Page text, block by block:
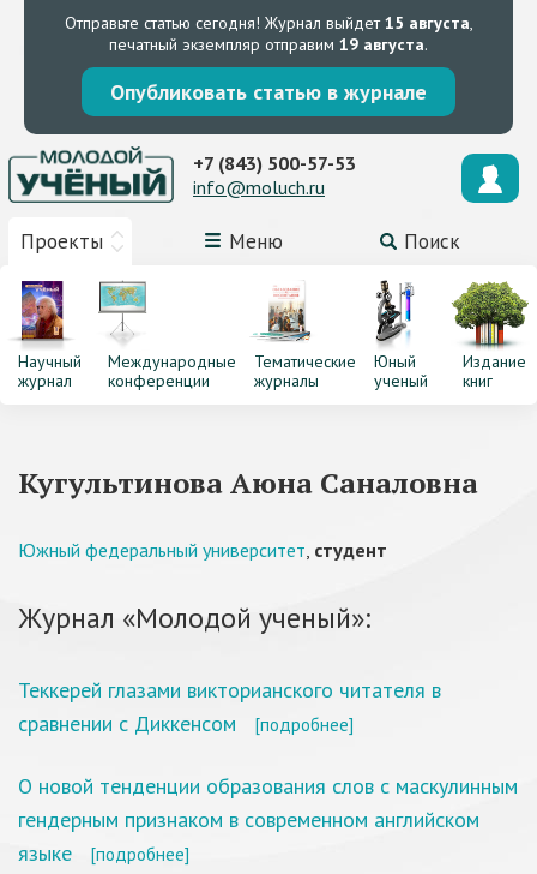
Отправьте статью сегодня! Журнал выйдет15 августа,
печатный экземпляр отправим 19 августа.
Опубликовать статью в журнале
Проекты Меню Поиск
+7 (843) 500-57-53
info@moluch.ru
Научный
журнал
Международные
конференции
Тематические
журналы
Юный
ученый
Издание
книг
Кугультинова Аюна Саналовна
Южный федеральный университет, студент
Журнал «Молодой ученый»:
Теккерей глазами викторианского читателя в
сравнении с Диккенсом
[подробнее]
О новой тенденции образования слов с маскулинным
гендерным признаком в современном английском
языке
[подробнее]